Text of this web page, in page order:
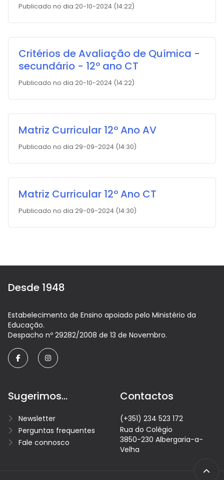
Publicado no dia 20-10-2024 (14:22)
Critérios de Avaliação de Química -
secundário - 12º ano CT
Publicado no dia 20-10-2024 (14:22)
Matriz Curricular 12º Ano AV
Publicado no dia 29-09-2024 (14:30)
Matriz Curricular 12º Ano CT
Publicado no dia 29-09-2024 (14:30)
Desde 1948
Estabelecimento de Ensino apoiado pelo Ministério da
Educação.
Despacho nº 29282/2008 de 13 de Novembro.
facebookinstagram
Sugerimos...
Newsletter
Perguntas frequentes
Fale connosco
Contactos
(+351) 234 523 172
Rua do Colégio
3850-230 Albergaria-a-
Velha